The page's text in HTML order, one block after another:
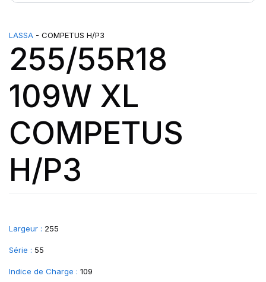
LASSA - COMPETUS H/P3
255/55R18
109W XL
COMPETUS
H/P3
Largeur : 255
Série : 55
Indice de Charge : 109